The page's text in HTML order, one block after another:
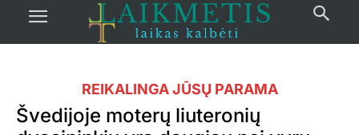
REIKALINGA JŪSŲ PARAMA
Švedijoje moterų liuteronių